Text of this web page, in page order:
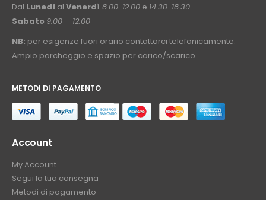
Dal Lunedì al Venerdì 8.00-12.00 e 14.30-18.30
Sabato 9.00 – 12.00
NB: per esigenze fuori orario contattarci telefonicamente.
Ampio parcheggio e spazio per carico/scarico.
METODI DI PAGAMENTO
Account
My Account
Segui la tua consegna
Metodi di pagamento